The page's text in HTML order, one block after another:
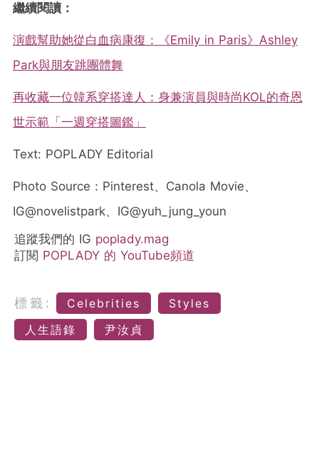
繼續閱讀：
演戲幫助她從白血病康復：《Emily in Paris》Ashley
Park與朋友跳團體舞
再收藏一位韓系穿搭達人：身兼演員與時尚KOL的奇恩
世示範「一週穿搭圖鑑」
Text: POPLADY Editorial
Photo Source：Pinterest、Canola Movie、
IG@novelistpark、IG@yuh_jung_youn
追蹤我們的 IG poplady.mag
訂閱 POPLADY 的 YouTube頻道
標籤: Celebrities
Styles
人生語錄
尹汝貞